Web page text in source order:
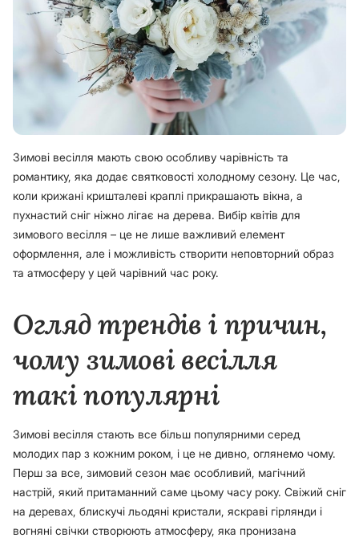
Зимові весілля мають свою особливу чарівність та
романтику, яка додає святковості холодному сезону. Це час,
коли крижані кришталеві краплі прикрашають вікна, а
пухнастий сніг ніжно лігає на дерева. Вибір квітів для
зимового весілля – це не лише важливий елемент
оформлення, але і можливість створити неповторний образ
та атмосферу у цей чарівний час року.
Огляд трендів і причин,
чому зимові весілля
такі популярні
Зимові весілля стають все більш популярними серед
молодих пар з кожним роком, і це не дивно, оглянемо чому.
Перш за все, зимовий сезон має особливий, магічний
настрій, який притаманний саме цьому часу року. Свіжий сніг
на деревах, блискучі льодяні кристали, яскраві гірлянди і
вогняні свічки створюють атмосферу, яка пронизана